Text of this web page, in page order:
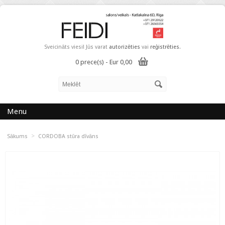
Sveicināts viesi! Jūs varat autorizēties vai reģistrēties.
0 prece(s) - Eur 0,00
Menu
Sākums > CORDOBA stūra dīvāns